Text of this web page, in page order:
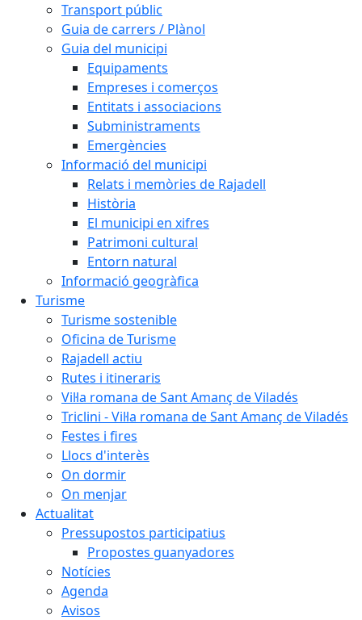
Transport públic
Guia de carrers / Plànol
Guia del municipi
Equipaments
Empreses i comerços
Entitats i associacions
Subministraments
Emergències
Informació del municipi
Relats i memòries de Rajadell
Història
El municipi en xifres
Patrimoni cultural
Entorn natural
Informació geogràfica
Turisme
Turisme sostenible
Oficina de Turisme
Rajadell actiu
Rutes i itineraris
Vil·la romana de Sant Amanç de Viladés
Triclini - Vil·la romana de Sant Amanç de Viladés
Festes i fires
Llocs d'interès
On dormir
On menjar
Actualitat
Pressupostos participatius
Propostes guanyadores
Notícies
Agenda
Avisos